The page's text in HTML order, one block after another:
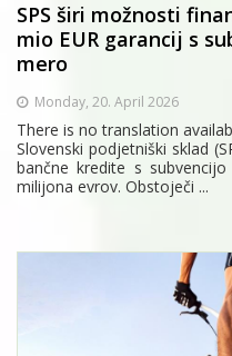
SPS širi možnosti
mio EUR garancij s
mero
Monday, 20. April 2026
There is no translation
Slovenski podjetniški sklad
bančne kredite s
milijona evrov. Obstoječi ...